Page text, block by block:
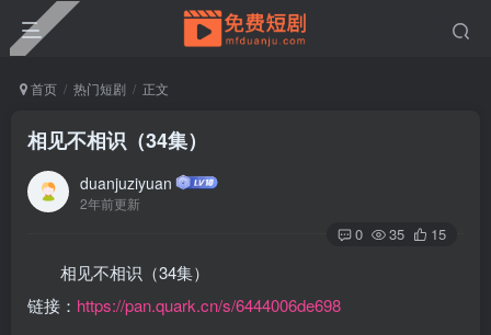
首页 热门短剧 正文
相见不相识（34集）
duanjuziyuan
2年前更新
0 35 15
相见不相识（34集）
链接： https://pan.quark.cn/s/6444006de698